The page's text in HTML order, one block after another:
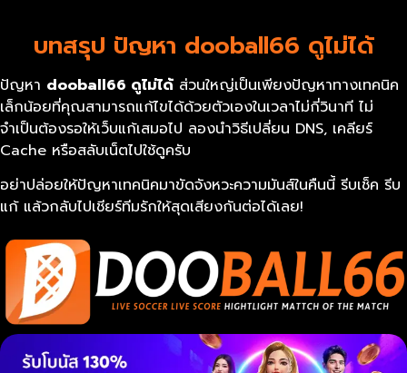
บทสรุป ปัญหา dooball66 ดูไม่ได้
ปัญหา dooball66 ดูไม่ได้ ส่วนใหญ่เป็นเพียงปัญหาทางเทคนิค
เล็กน้อยที่คุณสามารถแก้ไขได้ด้วยตัวเองในเวลาไม่กี่วินาที ไม่
จำเป็นต้องรอให้เว็บแก้เสมอไป ลองนำวิธีเปลี่ยน DNS, เคลียร์
Cache หรือสลับเน็ตไปใช้ดูครับ
อย่าปล่อยให้ปัญหาเทคนิคมาขัดจังหวะความมันส์ในคืนนี้ รีบเช็ค รีบ
แก้ แล้วกลับไปเชียร์ทีมรักให้สุดเสียงกันต่อได้เลย!